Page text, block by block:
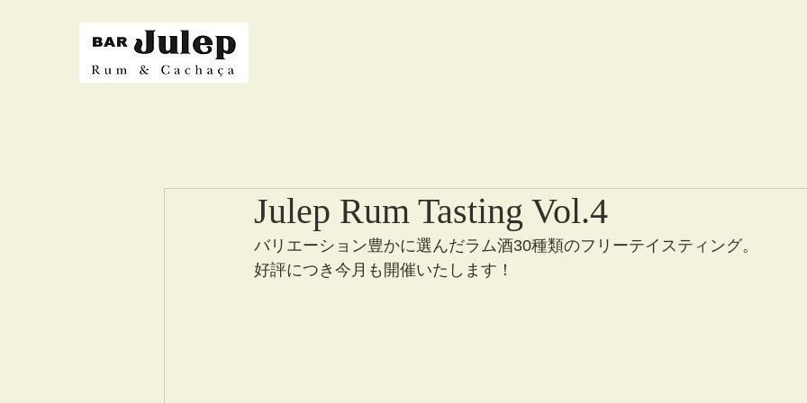
Julep Rum Tasting Vol.4
バリエーション豊かに選んだラム酒30種類のフリーテイスティング。
好評につき今月も開催いたします！